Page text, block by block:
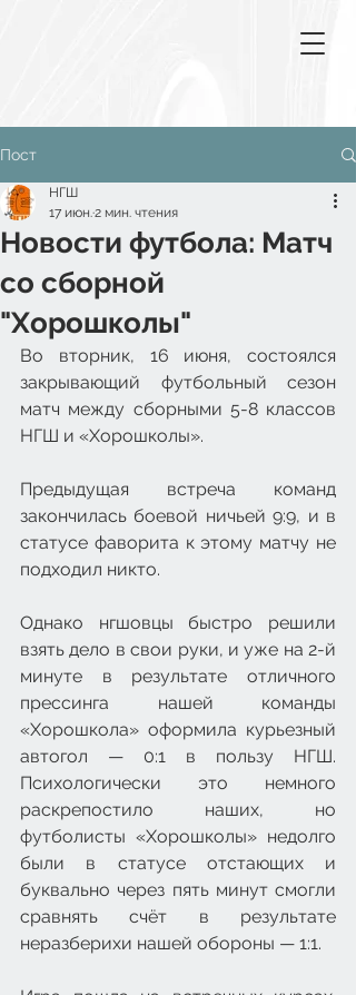
Пост
Новости футбола: Матч
со сборной
"Хорошколы"
НГШ
17 июн.2 мин. чтения
Во вторник, 16 июня, состоялся
закрывающий футбольный сезон
матч между сборными 5-8 классов
НГШ и «Хорошколы».
Предыдущая встреча команд
закончилась боевой ничьей 9:9, и в
статусе фаворита к этому матчу не
подходил никто.
Однако нгшовцы быстро решили
взять дело в свои руки, и уже на 2-й
минуте в результате отличного
прессинга нашей команды
«Хорошкола» оформила курьезный
автогол — 0:1 в пользу НГШ.
Психологически это немного
раскрепостило наших, но
футболисты «Хорошколы» недолго
были в статусе отстающих и
буквально через пять минут смогли
сравнять счёт в результате
неразберихи нашей обороны — 1:1.